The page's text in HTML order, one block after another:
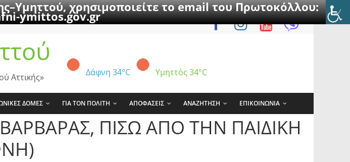
χρησιμοποιείτε το email του Πρωτοκόλλου:
ymittos.gov.gr
Δάφνη 34°C Υμηττός 34°C
Αττικής»
ΔΟΜΕΣ ΓΙΑ ΤΟΝ ΠΟΛΙΤΗ ΑΠΟΦΑΣΕΙΣ ΑΝΑΖΗΤΗΣΗ ΕΠΙΚΟΙΝΩΝΙΑ
ΠΙΣΩ ΑΠΟ ΤΗΝ ΠΑΙΔΙΚΗ